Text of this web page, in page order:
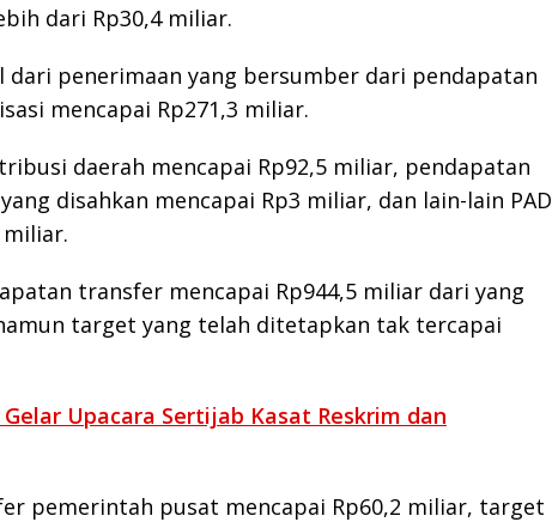
dari Rp30,4 miliar.
dari penerimaan yang bersumber dari pendapatan
mencapai Rp271,3 miliar.
daerah mencapai Rp92,5 miliar, pendapatan
disahkan mencapai Rp3 miliar, dan lain-lain PAD
miliar.
transfer mencapai Rp944,5 miliar dari yang
target yang telah ditetapkan tak tercapai
Upacara Sertijab Kasat Reskrim dan
pemerintah pusat mencapai Rp60,2 miliar, target